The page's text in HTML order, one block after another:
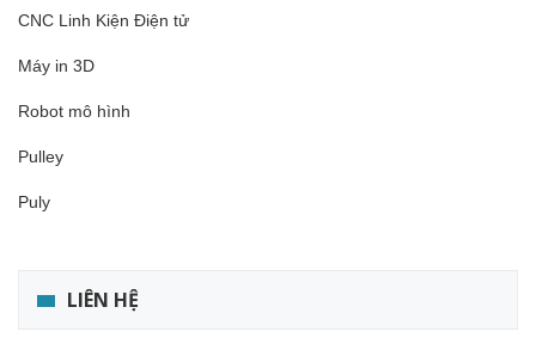
CNC Linh Kiện Điện tử
Máy in 3D
Robot mô hình
Pulley
Puly
LIÊN HỆ